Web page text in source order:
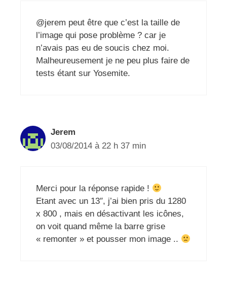
@jerem peut être que c’est la taille de
l’image qui pose problème ? car je
n’avais pas eu de soucis chez moi.
Malheureusement je ne peu plus faire de
tests étant sur Yosemite.
Jerem
03/08/2014 à 22 h 37 min
Merci pour la réponse rapide !
Etant avec un 13″, j’ai bien pris du 1280
x 800 , mais en désactivant les icônes,
on voit quand même la barre grise
« remonter » et pousser mon image ..